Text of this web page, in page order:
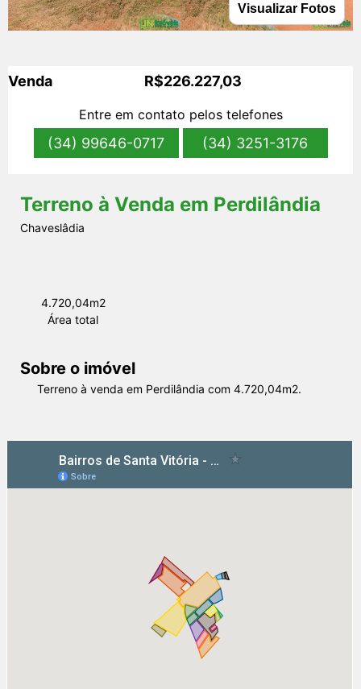
s
Visualizar Fotos
Venda R$226.227,03
Entre em contato pelos telefones
(34) 99646-0717 (34) 3251-3176
Terreno à Venda em Perdilândia
Chaveslâdia
4.720,04m2
Área total
Sobre o imóvel
Terreno à venda em Perdilândia com 4.720,04m2.